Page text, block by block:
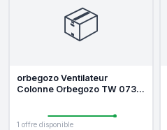
📦
orbegozo Ventilateur
Colonne Orbegozo TW 0730
1 offre disponible